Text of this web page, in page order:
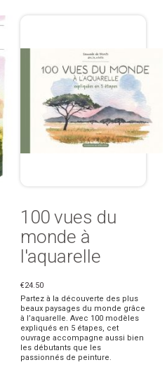
100 vues du
monde à
l'aquarelle
€24.50
Partez à la découverte des plus
beaux paysages du monde grâce
à l’aquarelle. Avec 100 modèles
expliqués en 5 étapes, cet
ouvrage accompagne aussi bien
les débutants que les
passionnés de peinture.